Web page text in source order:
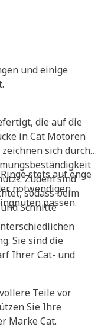
und einige
die auf die
in Cat Motoren
sich durch
Zudem sind
sodass beim
Schnitte
stets auf enge
notwendigen
passen.
Sie sind die
Ihrer Cat- und
Teile vor
Sie Ihre
Marke Cat.